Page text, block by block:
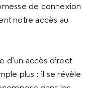
de connexion
notre accès au
d’un accès direct
plus : il se révèle